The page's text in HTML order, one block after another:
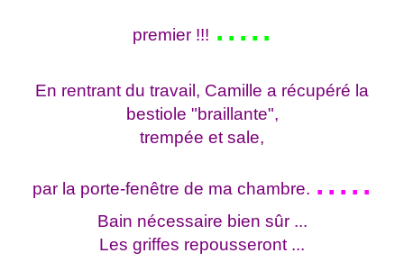
premier !!! .....
En rentrant du travail , Camille a récupéré la
bestiole "braillante",
trempée et sale,
par la porte-fenêtre de ma chambre. .....
Bain nécessaire bien sûr ...
Les griffes repousseront ...